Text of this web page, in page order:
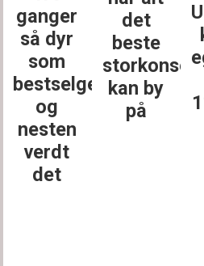
ganger
så dyr
som
bestselgerne
og
nesten
verdt
det
det
beste
kan by
på